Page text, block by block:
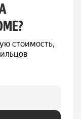
стоимость,